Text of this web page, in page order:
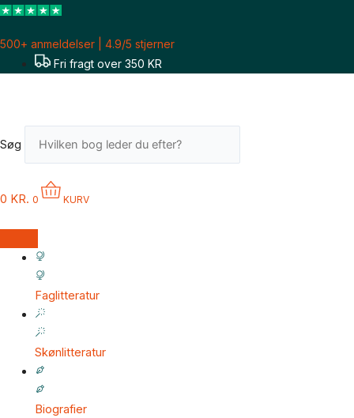
Gå
indholdet
500+ anmeldelser | 4.9/5 stjerner
Fri fragt over 350 KR
Søg
0 KR. 0 KURV
Faglitteratur
Skønlitteratur
Biografier